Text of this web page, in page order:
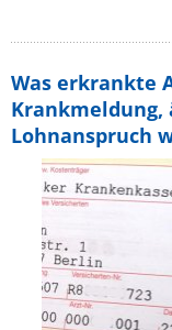
Was erkrankte
Lohnanspruch